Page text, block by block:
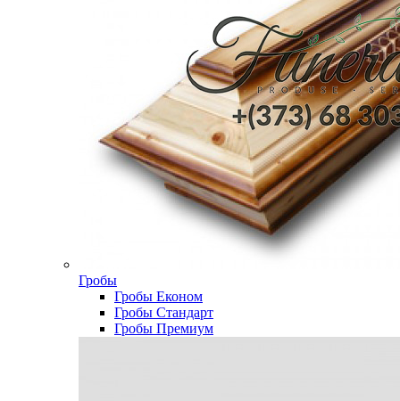
Гробы
Гробы Економ
Гробы Стандарт
Гробы Премиум